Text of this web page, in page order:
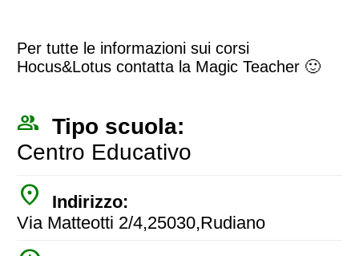
Per tutte le informazioni sui corsi
Hocus&Lotus contatta la Magic Teacher 🙂
people_outline Tipo scuola:
Centro Educativo
place
Indirizzo:
Via Matteotti 2/4,25030,Rudiano